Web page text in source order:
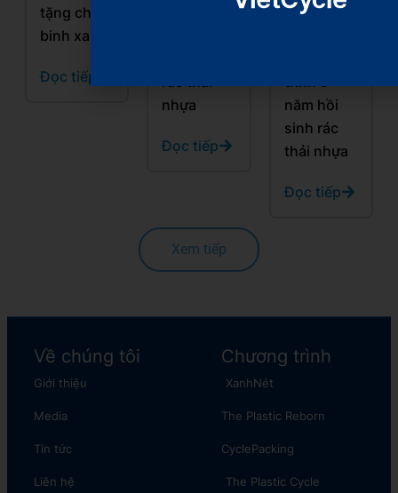
tặng chiến
binh xanh
Đọc tiếp
rác thải
nhựa
Đọc tiếp
“Chiến
trình 5
năm hồi
sinh rác
thải nhựa
Đọc tiếp
Xem tiếp
Về chúng tôi
Giới thiệu
Media
Tin tức
Liên hệ
Chương trình
XanhNét
The Plastic Reborn
CyclePacking
The Plastic Cycle​